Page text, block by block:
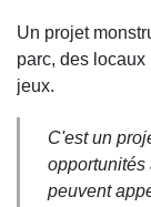
Un projet
parc, des
jeux.
C'est un
opportunités
peuvent